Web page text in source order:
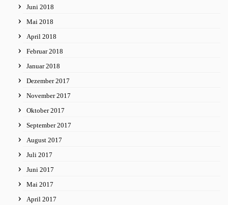
Juni 2018
Mai 2018
April 2018
Februar 2018
Januar 2018
Dezember 2017
November 2017
Oktober 2017
September 2017
August 2017
Juli 2017
Juni 2017
Mai 2017
April 2017